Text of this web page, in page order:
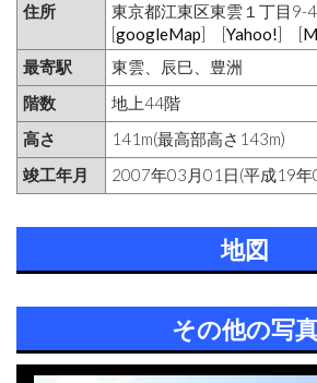
住所
東京都江東区東雲１丁目9-
[googleMap] [Yahoo!] [
最寄駅
東雲、辰巳、豊洲
階数
地上44階
高さ
141m(最高部高さ143m)
竣工年月
2007年03月01日(平成19年
地図
その他の写